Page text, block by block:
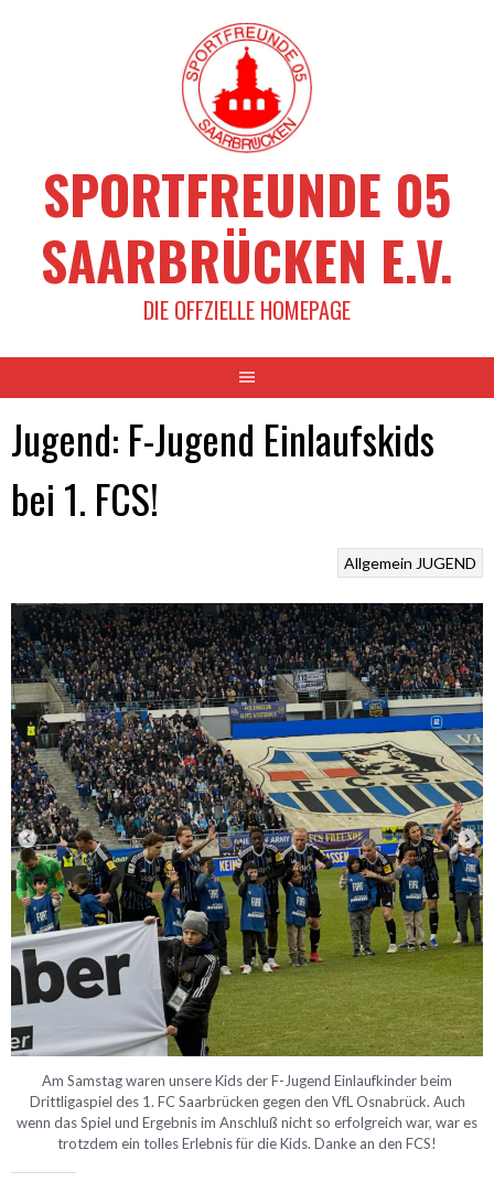
SPORTFREUNDE 05
SAARBRÜCKEN E.V.
DIE OFFZIELLE HOMEPAGE
Jugend: F-Jugend Einlaufskids
bei 1. FCS!
Allgemein JUGEND
Am Samstag waren unsere Kids der F-Jugend Einlaufkinder beim
Drittligaspiel des 1. FC Saarbrücken gegen den VfL Osnabrück. Auch
wenn das Spiel und Ergebnis im Anschluß nicht so erfolgreich war, war es
trotzdem ein tolles Erlebnis für die Kids. Danke an den FCS!